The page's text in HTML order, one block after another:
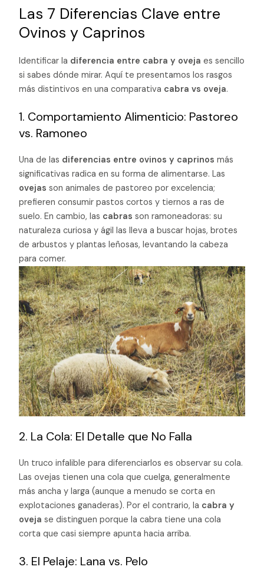
Las 7 Diferencias Clave entre
Ovinos y Caprinos
Identificar la diferencia entre cabra y oveja es sencillo
si sabes dónde mirar. Aquí te presentamos los rasgos
más distintivos en una comparativa cabra vs oveja.
1. Comportamiento Alimenticio: Pastoreo
vs. Ramoneo
Una de las diferencias entre ovinos y caprinos más
significativas radica en su forma de alimentarse. Las
ovejas son animales de pastoreo por excelencia;
prefieren consumir pastos cortos y tiernos a ras de
suelo. En cambio, las cabras son ramoneadoras: su
naturaleza curiosa y ágil las lleva a buscar hojas, brotes
de arbustos y plantas leñosas, levantando la cabeza
para comer.
2. La Cola: El Detalle que No Falla
Un truco infalible para diferenciarlos es observar su cola.
Las ovejas tienen una cola que cuelga, generalmente
más ancha y larga (aunque a menudo se corta en
explotaciones ganaderas). Por el contrario, la cabra y
oveja se distinguen porque la cabra tiene una cola
corta que casi siempre apunta hacia arriba.
3. El Pelaje: Lana vs. Pelo